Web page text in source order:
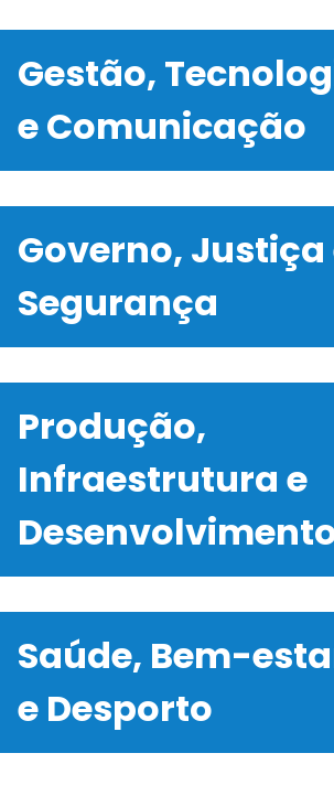
Gestão,
e Comunicação
Governo, Justiça
Segurança
Produção,
Infraestrutura e
Saúde, Bem-
e Desporto